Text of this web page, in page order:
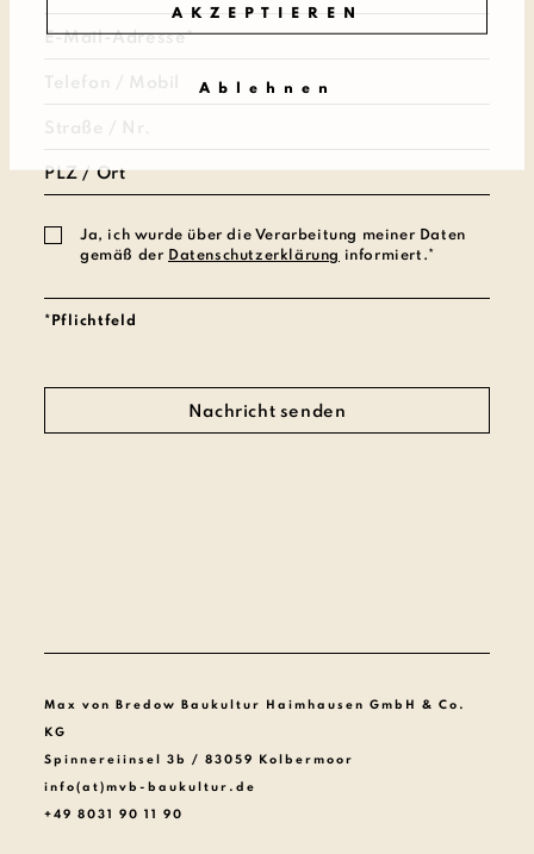
AKZEPTIEREN
Ablehnen
Ja, ich wurde über die Verarbeitung meiner Daten
gemäß der Datenschutzerklärung informiert.*
*Pflichtfeld
Max von Bredow Baukultur Haimhausen GmbH & Co.
KG
Spinnereiinsel 3b / 83059 Kolbermoor
info(at)mvb-baukultur.de
+49 8031 90 11 90